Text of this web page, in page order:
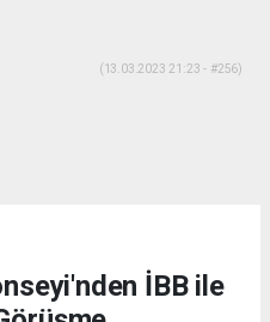
(13.03.2023 21:23 - #256)
İBB ile